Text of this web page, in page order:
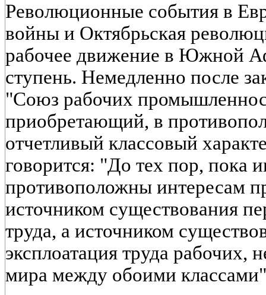
Революционные события в
войны и Октябрьская
рабочее движение в Южной
ступень. Немедленно после
"Союз рабочих
приобретающий, в
отчетливый классовый
говорится: "До тех пор, пока
противоположны интересам
источником существования
труда, а источником
эксплоатация труда рабочих,
мира между обоими